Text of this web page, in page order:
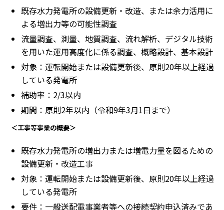
既存水力発電所の設備更新・改造、または余力活用に
よる増出力等の可能性調査
流量調査、測量、地質調査、流れ解析、デジタル技術
を用いた運用高度化に係る調査、概略設計、基本設計
対象：運転開始または設備更新後、原則20年以上経過
している発電所
補助率：2/3以内
期間：原則2年以内（令和9年3月1日まで）
＜工事等事業の概要＞
既存水力発電所の増出力または増電力量を図るための
設備更新・改造工事
対象：運転開始または設備更新後、原則20年以上経過
している発電所
要件：一般送配電事業者等への接続契約申込済みであ